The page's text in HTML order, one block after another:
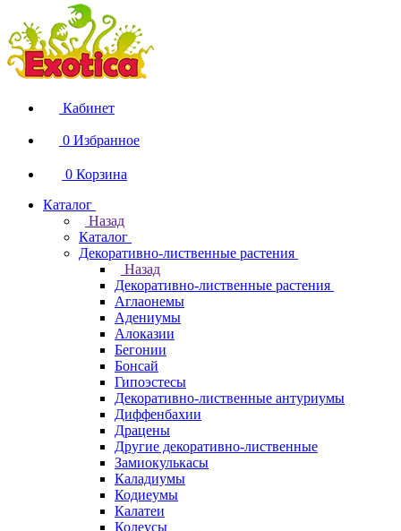
Кабинет
0 Избранное
0 Корзина
Каталог
Назад
Каталог
Декоративно-лиственные растения
Назад
Декоративно-лиственные растения
Аглаонемы
Адениумы
Алоказии
Бегонии
Бонсай
Гипоэстесы
Декоративно-лиственные антуриумы
Диффенбахии
Драцены
Другие декоративно-лиственные
Замиокулькасы
Каладиумы
Кодиеумы
Калатеи
Колеусы